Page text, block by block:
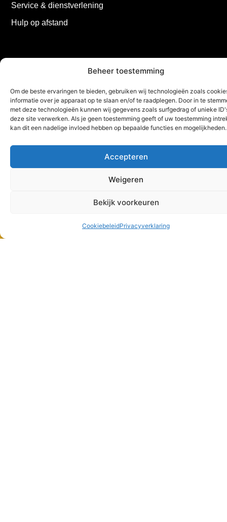
Beheer toestemming
Om de beste ervaringen te bieden, gebruiken wij technologieën zoals
informatie over je apparaat op te slaan en/of te raadplegen. Door in te
met deze technologieën kunnen wij gegevens zoals surfgedrag of unieke
deze site verwerken. Als je geen toestemming geeft of uw toestemming
kan dit een nadelige invloed hebben op bepaalde functies en mogelijkheden.
Accepteren
Weigeren
Bekijk voorkeuren
CookiebeleidPrivacyverklaring
Service & dienstverlening
Hulp op afstand
Support